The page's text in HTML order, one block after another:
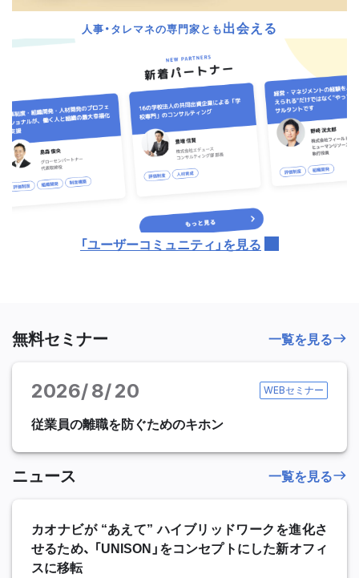
無料セミナー
2026 8 20 WEBセミナー
従業員の離職を防ぐためのキホン
一覧を見る
ニュース
カオナビが “あえて” ハイブリッドワークを進化さ
せるため、 「UNISON」をコンセプトにした新オフィ
スに移転
一覧を見る
人事・タレマネの専門家とも出会える
「ユーザーコミュニティ」を見る